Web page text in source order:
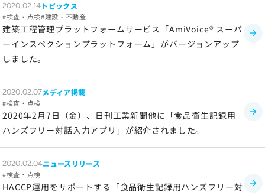
2020.02.14 トピックス
検査・点検 建設・不動産
建築工程管理プラットフォームサービス「AmiVoice® スーパ
ーインスペクションプラットフォーム」がバージョンアップ
しました。
2020.02.07メディア掲載
検査・点検
2020年2月7日（金）、日刊工業新聞他に「食品衛生記録用
ハンズフリー対話入力アプリ」が紹介されました。
2020.02.04ニュースリリース
検査・点検
HACCP運用をサポートする「食品衛生記録用ハンズフリー対